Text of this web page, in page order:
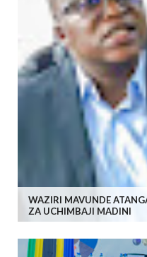
WAZIRI MAVUNDE
ZA UCHIMBAJI MADINI